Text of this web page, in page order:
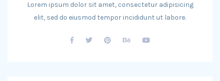
Lorem ipsum dolor sit amet, consectetur adipisicing
elit, sed do eiusmod tempor incididunt ut labore.